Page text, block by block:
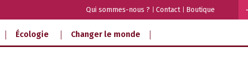
Qui sommes-nous ? Contact Boutique
Écologie Changer le monde